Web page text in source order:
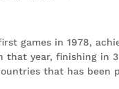
games in 1978,
that year, finishing in 3
that has been